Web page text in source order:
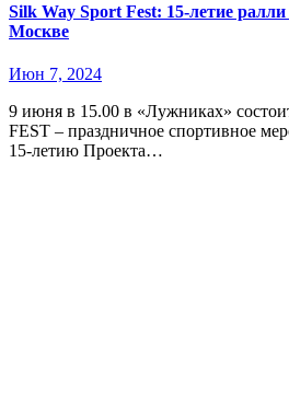
Silk Way Sport Fest: 15-летие
Москве
Июн 7, 2024
9 июня в 15.00 в «Лужниках» состоится SILK WAY SPORT
FEST – праздничное спортивное
15-летию Проекта…